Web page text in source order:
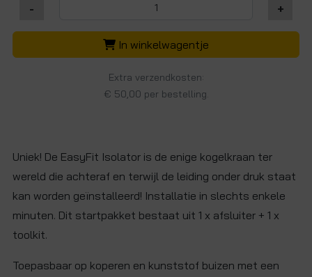
- +
In winkelwagentje
Extra verzendkosten:
€ 50,00 per bestelling.
Uniek! De EasyFit Isolator is de enige kogelkraan ter
wereld die achteraf en terwijl de leiding onder druk staat
kan worden geïnstalleerd! Installatie in slechts enkele
minuten. Dit startpakket bestaat uit 1 x afsluiter + 1 x
toolkit.
Toepasbaar op koperen en kunststof buizen met een